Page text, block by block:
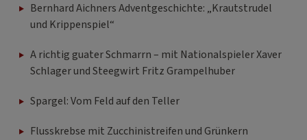
Bernhard Aichners Adventgeschichte: „Krautstrudel
und Krippenspiel“
A richtig guater Schmarrn – mit Nationalspieler Xaver
Schlager und Steegwirt Fritz Grampelhuber
Spargel: Vom Feld auf den Teller
Flusskrebse mit Zucchinistreifen und Grünkern